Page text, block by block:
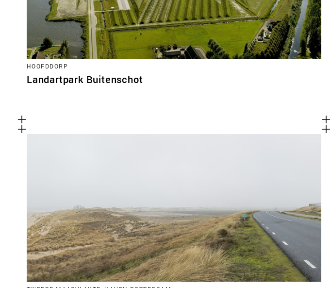
HOOFDDORP
Landartpark Buitenschot
Functionele cookies